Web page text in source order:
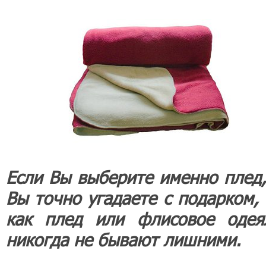
Если Вы выберите именно
Вы точно угадаете с подарком,
как плед или флисовое
никогда не бывают лишними.